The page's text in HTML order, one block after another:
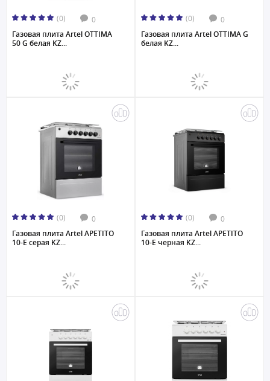
(0) 0
Газовая плита Artel OTTIMA
50 G белая KZ...
(0) 0
Газовая плита Artel OTTIMA G
белая KZ...
(0) 0
Газовая плита Artel APETITO
10-E серая KZ...
(0) 0
Газовая плита Artel APETITO
10-E черная KZ...